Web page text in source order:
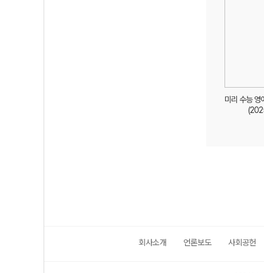
미리 수능 영
회사소개 언론보도 사회공헌